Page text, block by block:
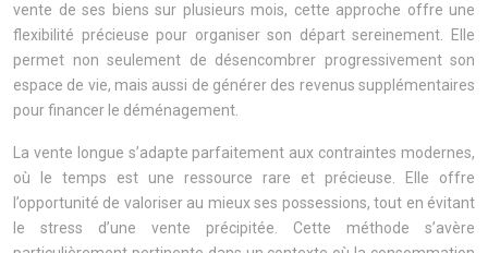
vente de ses biens sur plusieurs mois, cette approche offre une
flexibilité précieuse pour organiser son départ sereinement. Elle
permet non seulement de désencombrer progressivement son
espace de vie, mais aussi de générer des revenus supplémentaires
pour financer le déménagement.
La vente longue s’adapte parfaitement aux contraintes modernes,
où le temps est une ressource rare et précieuse. Elle offre
l’opportunité de valoriser au mieux ses possessions, tout en évitant
le stress d’une vente précipitée. Cette méthode s’avère